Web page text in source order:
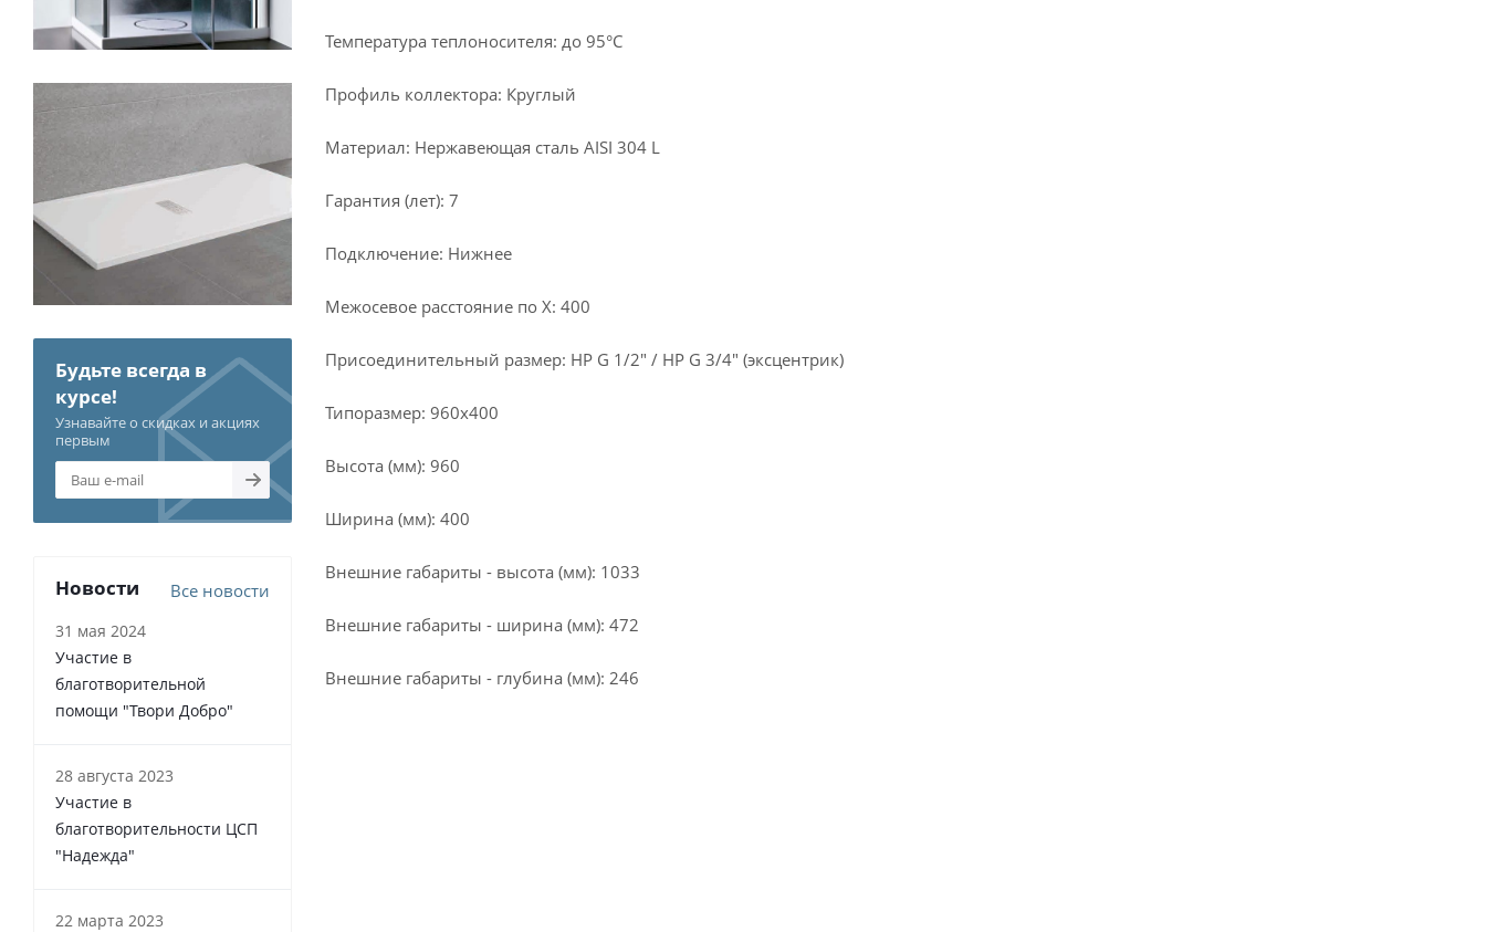
Температура теплоносителя: до 95°С
Профиль коллектора: Круглый
Материал: Нержавеющая сталь AISI 304 L
Гарантия (лет): 7
Подключение: Нижнее
Межосевое расстояние по X: 400
Присоединительный размер: НР G 1/2" / НР G 3/4" (эксцентрик)
Типоразмер: 960x400
Высота (мм): 960
Ширина (мм): 400
Внешние габариты - высота (мм): 1033
Внешние габариты - ширина (мм): 472
Внешние габариты - глубина (мм): 246
Будьте всегда в
курсе!
Узнавайте о скидках и акциях
первым
Новости Все новости
31 мая 2024
Участие в
благотворительной
помощи "Твори Добро"
28 августа 2023
Участие в
благотворительности ЦСП
"Надежда"
22 марта 2023